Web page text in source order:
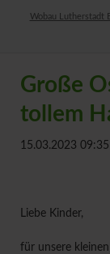
Wobau Lutherstadt
Große
tollem
15.03.2023 09:35
Liebe Kinder,
für unsere